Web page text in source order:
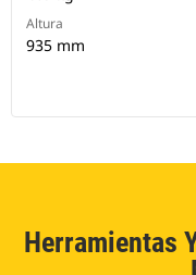
Altura
935 mm
Herramientas